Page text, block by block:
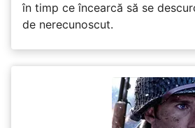
în timp ce încearcă să se
de nerecunoscut.